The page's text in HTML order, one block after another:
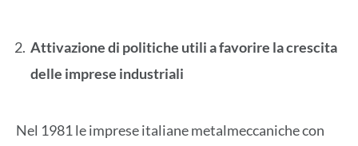
Attivazione di politiche utili a favorire la crescita
delle imprese industriali
Nel 1981 le imprese italiane metalmeccaniche con